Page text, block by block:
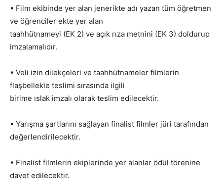
• Film ekibinde yer alan jenerikte adı yazan tüm öğretmen
ve öğrenciler ekte yer alan
taahhütnameyi (EK 2) ve açık rıza metnini (EK 3) doldurup
imzalamalıdır.
• Veli izin dilekçeleri ve taahhütnameler filmlerin
flaşbellekle teslimi sırasında ilgili
birime ıslak imzalı olarak teslim edilecektir.
• Yarışma şartlarını sağlayan finalist filmler jüri tarafından
değerlendirilecektir.
• Finalist filmlerin ekiplerinde yer alanlar ödül törenine
davet edilecektir.